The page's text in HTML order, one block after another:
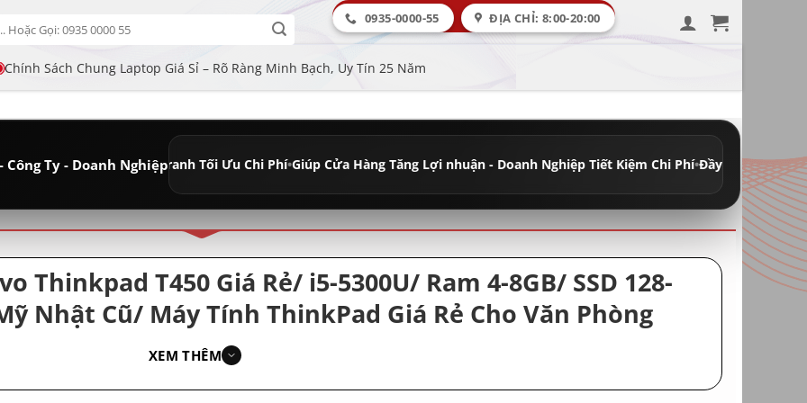
0935-0000-55 ĐỊA CHỈ: 8:00-20:00
Chính Sách Chung Laptop Giá Sỉ – Rõ Ràng Minh Bạch, Uy Tín 25 Năm
loại
Công Ty - Doanh Nghiệp
Cạnh Tranh Tối Ưu Chi Phí•Giúp Cửa Hàng Tăng Lợi nhuận - Doanh Nghiệp Tiết Kiệm Chi Phí •Đầy Đủ Máy Học Tập - Văn Phòng
Thinkpad T450 Giá Rẻ/ i5-5300U/ Ram 4-8GB/ SSD 128-
Nhật Cũ/ Máy Tính ThinkPad Giá Rẻ Cho Văn Phòng
XEM THÊM